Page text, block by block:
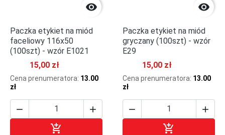

Paczka etykiet na miód
faceliowy 116x50
(100szt) - wzór E1021
15,00 zł
Cena prenumeratora: 13.00
zł
 


Paczka etykiet na miód
gryczany (100szt) - wzór
E29
15,00 zł
Cena prenumeratora: 13.00
zł
 
